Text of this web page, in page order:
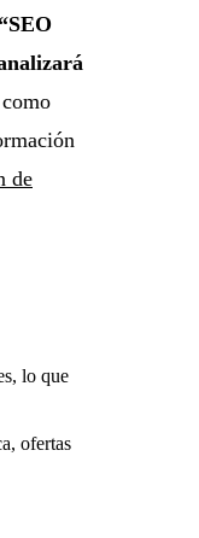
“SEO
de
lo que
ofertas